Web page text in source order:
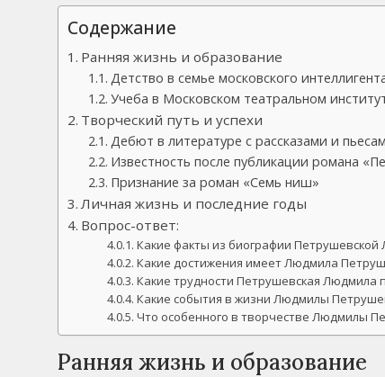
Содержание
Ранняя жизнь и образование
Детство в семье московского
Учеба в Московском театральном
Творческий путь и успехи
Дебют в литературе с рассказами и
Известность после публикации романа
Признание за роман «Семь ниш»
Личная жизнь и последние годы
Вопрос-ответ:
Какие факты из биографии
Какие достижения имеет Людмила
Какие трудности Петрушевская Людмила
Какие события в жизни Людмилы
Что особенного в творчестве Людмилы
Ранняя жизнь и образование